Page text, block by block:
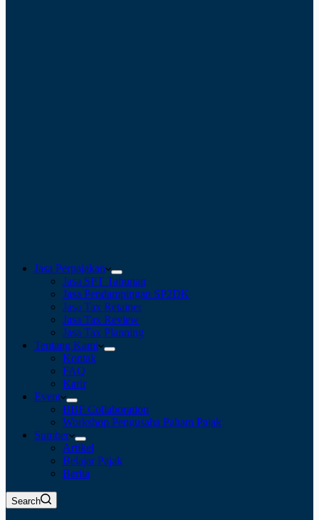
Jasa Perpajakan
Jasa SPT Tahunan
Jasa Pendampingan SP2DK
Jasa Tax Retainer
Jasa Tax Review
Jasa Tax Planning
Tentang Kami
Kontak
FAQ
Karir
Event
BBF Collaboration
Workshop Pengusaha Paham Pajak
Sumber
Artikel
Belajar Pajak
Berita
Search